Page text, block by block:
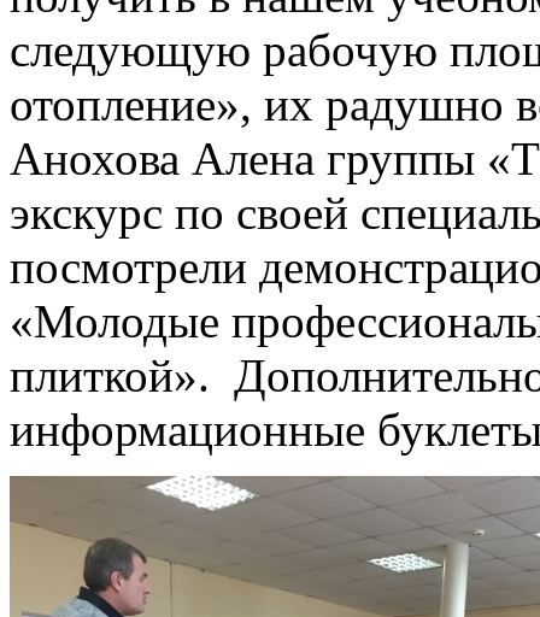
следующую рабочую
отопление», их радушно
Анохова Алена группы
экскурс по своей
посмотрели
«Молодые
плиткой».
информационные